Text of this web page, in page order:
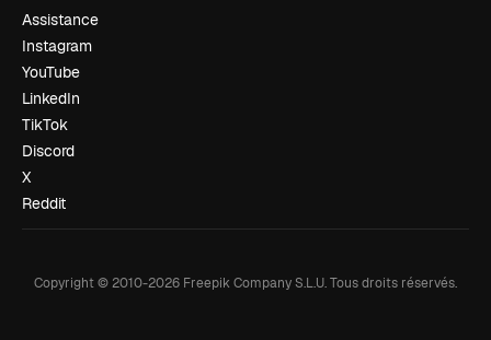
Assistance
Instagram
YouTube
LinkedIn
TikTok
Discord
X
Reddit
Copyright © 2010-2026 Freepik Company S.L.U.Tous droits réservés.